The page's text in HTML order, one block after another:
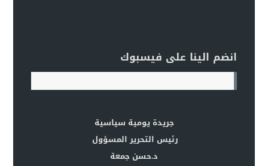
انضم الينا على فيسبوك
جريدة يومية سياسية
رئيس التحرير المسؤول
د.حسن جمعة